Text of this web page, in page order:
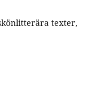
texter,